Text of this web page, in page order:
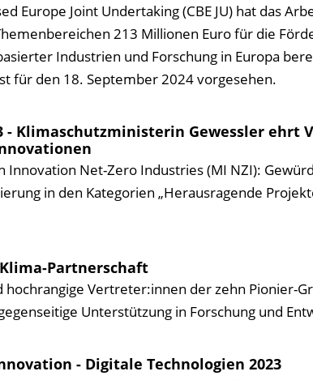
Europe Joint Undertaking (CBE JU) hat das
213 Millionen Euro für die
Industrien und Forschung in Europa
für den 18. September 2024 vorgesehen.
- Klimaschutz­ministerin Gewessler ehrt
Innovation Net-Zero Industries (MI NZI):
in den Kategorien „Heraus­ragende
Partnerschaft
Vertreter:innen der zehn Pionier-
Unterstützung in Forschung und
- Digitale Technologien 2023